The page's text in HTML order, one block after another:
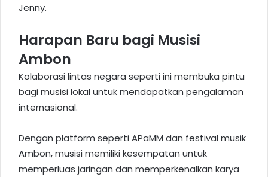
Jenny.
Harapan Baru bagi Musisi
Ambon
Kolaborasi lintas negara seperti ini membuka pintu
bagi musisi lokal untuk mendapatkan pengalaman
internasional.
Dengan platform seperti APaMM dan festival musik
Ambon, musisi memiliki kesempatan untuk
memperluas jaringan dan memperkenalkan karya